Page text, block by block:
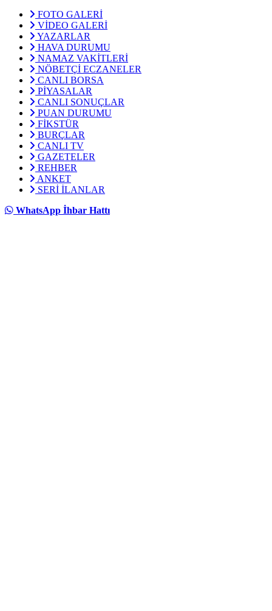
FOTO GALERİ
VİDEO GALERİ
YAZARLAR
HAVA DURUMU
NAMAZ VAKİTLERİ
NÖBETÇİ ECZANELER
CANLI BORSA
PİYASALAR
CANLI SONUÇLAR
PUAN DURUMU
FİKSTÜR
BURÇLAR
CANLI TV
GAZETELER
REHBER
ANKET
SERİ İLANLAR
WhatsApp İhbar Hattı